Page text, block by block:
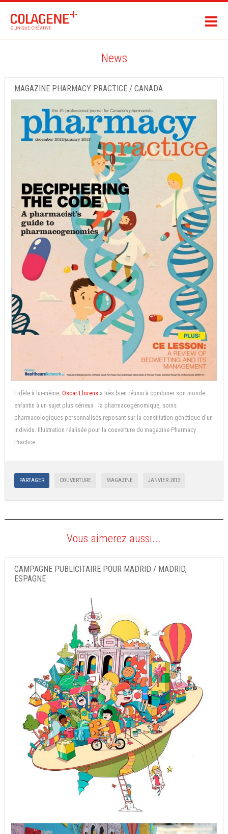
News
MAGAZINE PHARMACY PRACTICE / CANADA
Fidèle à lui-même, Oscar Llorens a très bien réussi à combiner son monde
enfantin à un sujet plus sérieux : la pharmacogénomique, soins
pharmacologiques personnalisés reposant sur la constitution génétique d'un
individu. Illustration réalisée pour la couverture du magazine Pharmacy
Practice.
PARTAGER COUVERTURE MAGAZINE JANVIER 2013
Vous aimerez aussi...
CAMPAGNE PUBLICITAIRE POUR MADRID / MADRID,
ESPAGNE